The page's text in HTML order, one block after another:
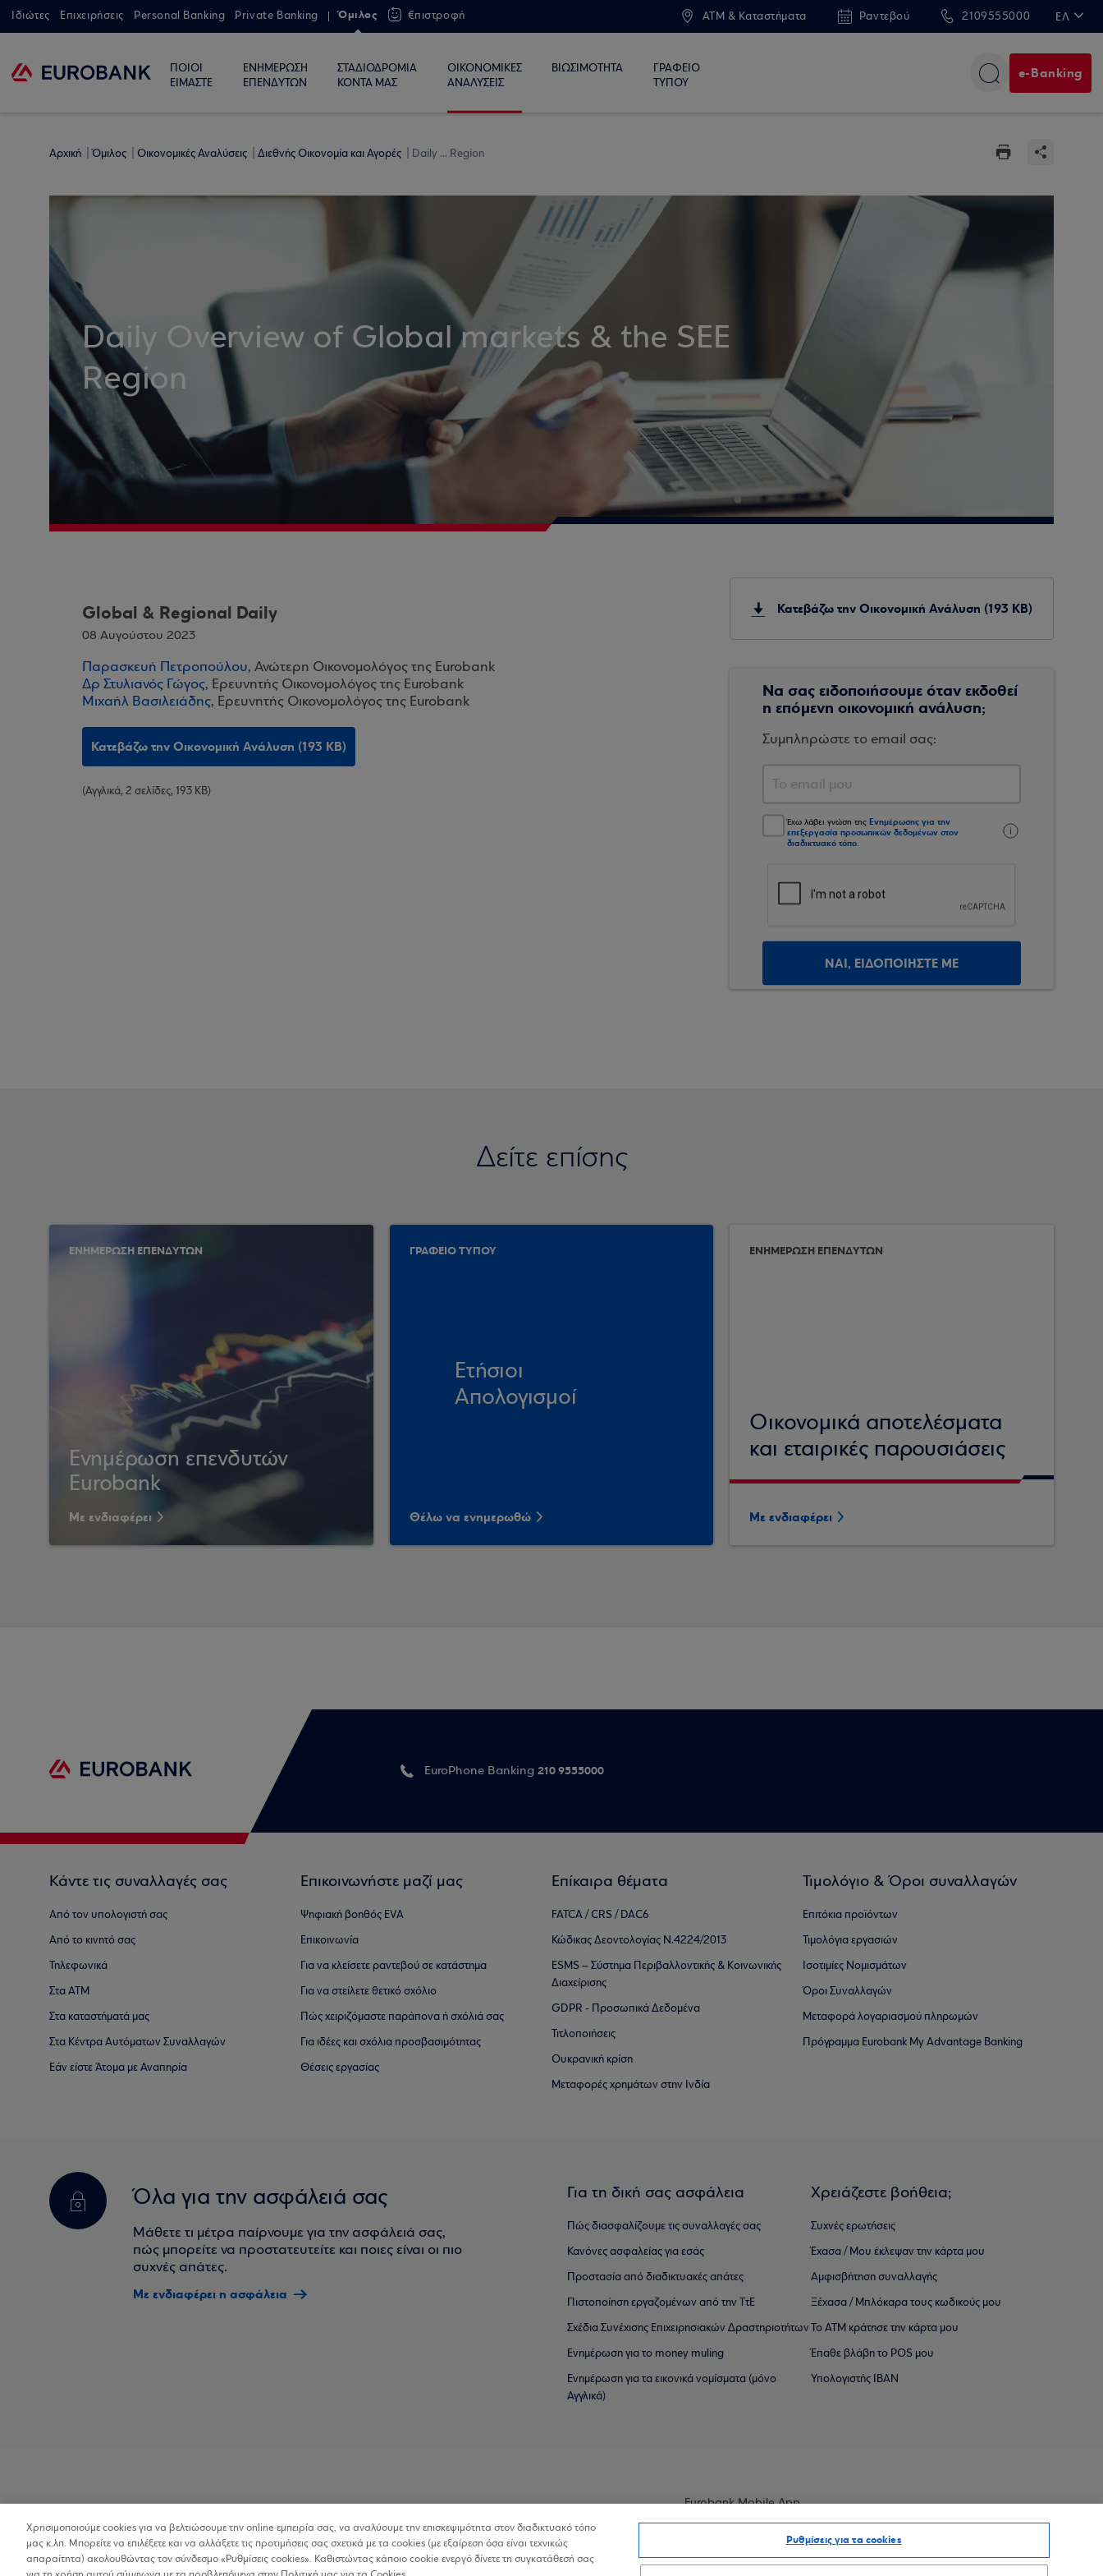
Ιδιώτες Επιχειρήσεις Personal Banking Private Banking Όμιλος €πιστροφή ATM & Καταστήματα Ραντεβού 2109555000 ΕΛ
ΠΟΙΟΙ
ΕΙΜΑΣΤΕ
ΕΝΗΜΕΡΩΣΗ
ΕΠΕΝΔΥΤΩΝ
ΣΤΑΔΙΟΔΡΟΜΙΑ
ΚΟΝΤΑ ΜΑΣ
ΟΙΚΟΝΟΜΙΚΕΣ
ΑΝΑΛΥΣΕΙΣ
ΒΙΩΣΙΜΟΤΗΤΑ
ΓΡΑΦΕΙΟ
ΤΥΠΟΥ
e-Banking
Αρχική Όμιλος Οικονομικές Αναλύσεις Διεθνής Οικονομία και Αγορές Daily ... Region
Daily Overview of Global markets & the SEE
Region
Global & Regional Daily
08 Αυγούστου 2023
Παρασκευή Πετροπούλου, Ανώτερη Οικονομολόγος της Eurobank
Δρ Στυλιανός Γώγος, Ερευνητής Οικονομολόγος της Eurobank
Μιχαήλ Βασιλειάδης, Ερευνητής Οικονομολόγος της Eurobank
Κατεβάζω την Οικονομική Ανάλυση (193 KB)
(Αγγλικά, 2 σελίδες, 193 KB)
Κατεβάζω την Οικονομική Ανάλυση (193 KB)
Να σας ειδοποιήσουμε όταν εκδοθεί
η επόμενη οικονομική ανάλυση;
Συμπληρώστε το email σας:
Έχω λάβει γνώση της Ενημέρωσης για την
επεξεργασία προσωπικών δεδομένων στον
διαδικτυακό τόπο.
ΝΑΙ, ΕΙΔΟΠΟΙΗΣΤΕ ΜΕ
Δείτε επίσης
ΕΝΗΜΕΡΩΣΗ ΕΠΕΝΔΥΤΩΝ
Ενημέρωση επενδυτών
Eurobank
Με ενδιαφέρει
ΓΡΑΦΕΙΟ ΤΥΠΟΥ
Ετήσιοι
Απολογισμοί
Θέλω να ενημερωθώ
ΕΝΗΜΕΡΩΣΗ ΕΠΕΝΔΥΤΩΝ
Οικονομικά αποτελέσματα
και εταιρικές παρουσιάσεις
Με ενδιαφέρει
EuroPhone Banking 210 9555000
Κάντε τις συναλλαγές σας
Από τον υπολογιστή σας
Από το κινητό σας
Τηλεφωνικά
Στα ΑΤΜ
Στα καταστήματά μας
Στα Κέντρα Αυτόματων Συναλλαγών
Εάν είστε Άτομα με Αναπηρία
Επικοινωνήστε μαζί μας
Ψηφιακή βοηθός EVA
Επικοινωνία
Για να κλείσετε ραντεβού σε κατάστημα
Για να στείλετε θετικό σχόλιο
Πώς χειριζόμαστε παράπονα ή σχόλιά σας
Για ιδέες και σχόλια προσβασιμότητας
Θέσεις εργασίας
Επίκαιρα θέματα
FATCA / CRS / DAC6
Κώδικας Δεοντολογίας Ν.4224/2013
ESMS – Σύστημα Περιβαλλοντικής & Κοινωνικής
Διαχείρισης
GDPR - Προσωπικά Δεδομένα
Τιτλοποιήσεις
Ουκρανική κρίση
Μεταφορές χρημάτων στην Ινδία
Τιμολόγιο & Όροι συναλλαγών
Επιτόκια προϊόντων
Τιμολόγια εργασιών
Ισοτιμίες Νομισμάτων
Όροι Συναλλαγών
Μεταφορά λογαριασμού πληρωμών
Πρόγραμμα Eurobank My Advantage Banking
Όλα για την ασφάλειά σας
Μάθετε τι μέτρα παίρνουμε για την ασφάλειά σας,
πώς μπορείτε να προστατευτείτε και ποιες είναι οι πιο
συχνές απάτες.
Με ενδιαφέρει η ασφάλεια
Για τη δική σας ασφάλεια
Πώς διασφαλίζουμε τις συναλλαγές σας
Κανόνες ασφαλείας για εσάς
Προστασία από διαδικτυακές απάτες
Πιστοποίηση εργαζομένων από την ΤτΕ
Σχέδια Συνέχισης Επιχειρησιακών ∆ραστηριοτήτων
Ενημέρωση για το money muling
Ενημέρωση για τα εικονικά νομίσματα (μόνο
Αγγλικά)
Χρειάζεστε βοήθεια;
Συχνές ερωτήσεις
Έχασα / Μου έκλεψαν την κάρτα μου
Αμφισβήτηση συναλλαγής
Ξέχασα / Μπλόκαρα τους κωδικούς μου
Το ΑΤΜ κράτησε την κάρτα μου
Έπαθε βλάβη το POS μου
Υπολογιστής IBAN
Προσβασιμότητα
Eurobank Mobile App
Χρησιμοποιούμε cookies για να βελτιώσουμε την online εμπειρία σας, να αναλύουμε την επισκεψιμότητα στον διαδικτυακό τόπο
μας κ.λπ. Μπορείτε να επιλέξετε και να αλλάξετε τις προτιμήσεις σας σχετικά με τα cookies (με εξαίρεση όσα είναι τεχνικώς
απαραίτητα) ακολουθώντας τον σύνδεσμο «Ρυθμίσεις cookies». Καθιστώντας κάποιο cookie ενεργό δίνετε τη συγκατάθεσή σας
Ρυθμίσεις για τα cookies